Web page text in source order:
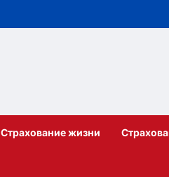
Страхование жизни